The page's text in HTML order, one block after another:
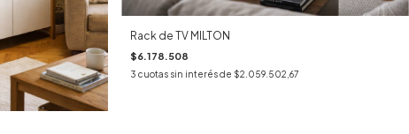
Rack de TV MILTON
$6.178.508
3 cuotas sin interés de $2.059.502,67